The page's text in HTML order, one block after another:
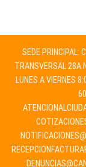
SEDE PRINCIPAL:
TRANSVERSAL 28A
LUNES A VIERNES